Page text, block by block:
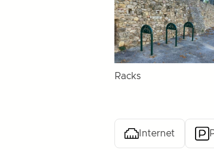
Racks
Internet